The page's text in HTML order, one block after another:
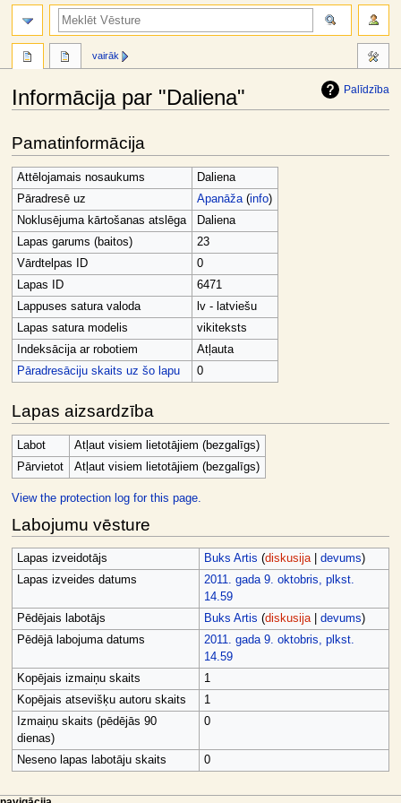
Palīdzība
Informācija par "Daliena"
to
navigation
to
search
Pamatinformācija
Attēlojamais nosaukums
Daliena
Pāradresē uz
Apanāža(info)
Noklusējuma kārtošanas atslēga
Daliena
Lapas garums (baitos)
23
Vārdtelpas ID
0
Lapas ID
6471
Lappuses satura valoda
lv - latviešu
Lapas satura modelis
vikiteksts
Indeksācija ar robotiem
Atļauta
Pāradresāciju skaits uz šo lapu
0
Lapas aizsardzība
Labot
Atļaut visiem lietotājiem (bezgalīgs)
Pārvietot
Atļaut visiem lietotājiem (bezgalīgs)
View the protection log for this page.
Labojumu vēsture
Lapas izveidotājs Buks Artis (diskusija| devums)
Lapas izveides datums
2011. gada 9. oktobris, plkst.
14.59
Pēdējais labotājs
Buks Artis (diskusija| devums)
Pēdējā labojuma datums
2011. gada 9. oktobris, plkst.
14.59
Kopējais izmaiņu skaits
1
Kopējais atsevišķu autoru skaits
1
Izmaiņu skaits (pēdējās 90
dienas)
0
Neseno lapas labotāju skaits 0
vairāk
meklēt